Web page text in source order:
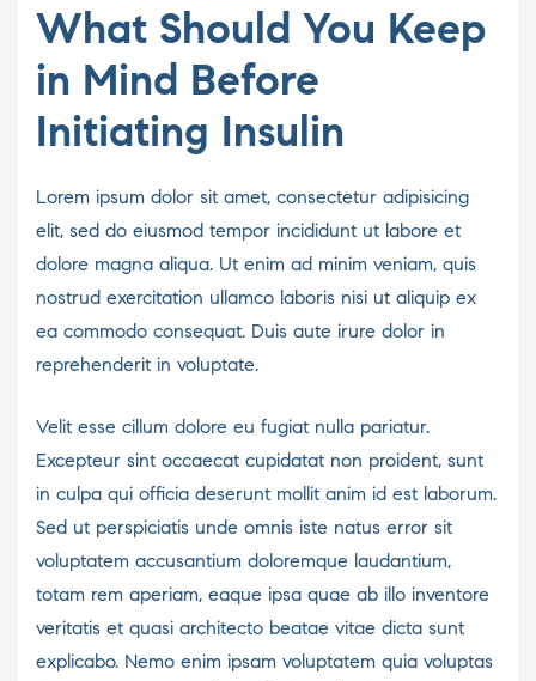
What Should You Keep
in Mind Before
Initiating Insulin
Lorem ipsum dolor sit amet, consectetur adipisicing
elit, sed do eiusmod tempor incididunt ut labore et
dolore magna aliqua. Ut enim ad minim veniam, quis
nostrud exercitation ullamco laboris nisi ut aliquip ex
ea commodo consequat. Duis aute irure dolor in
reprehenderit in voluptate.
Velit esse cillum dolore eu fugiat nulla pariatur.
Excepteur sint occaecat cupidatat non proident, sunt
in culpa qui officia deserunt mollit anim id est laborum.
Sed ut perspiciatis unde omnis iste natus error sit
voluptatem accusantium doloremque laudantium,
totam rem aperiam, eaque ipsa quae ab illo inventore
veritatis et quasi architecto beatae vitae dicta sunt
explicabo. Nemo enim ipsam voluptatem quia voluptas